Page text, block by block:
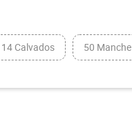
14 Calvados 50 Manche